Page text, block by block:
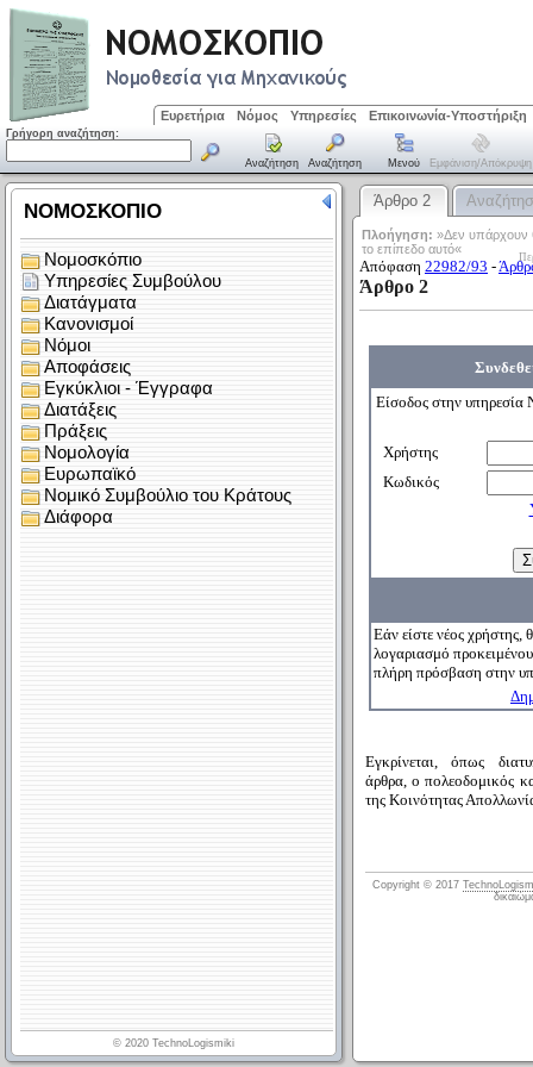
Ευρετήρια Νόμος Υπηρεσίες Επικοινωνία-Υποστήριξη
Γρήγορη αναζήτηση:
Αναζήτηση Αναζήτηση Μενού Εμφάνιση/απόκρυψη
Άρθρο 2